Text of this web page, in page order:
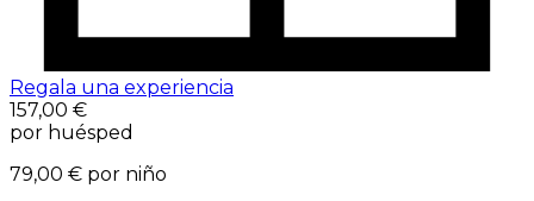
Regala una experiencia
157,00 €
por huésped
79,00 € por niño